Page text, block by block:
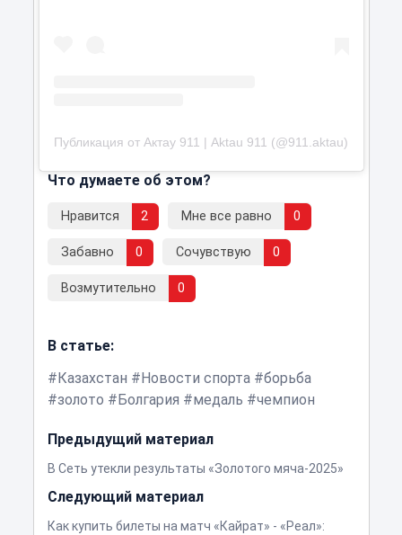
Публикация от Актау 911 | Aktau 911 (@911.aktau)
Что думаете об этом?
Нравится 2 Мне все равно 0
Забавно 0 Сочувствую 0
Возмутительно 0
В статье:
Казахстан
Новости спорта
борьба
золото
Болгария медаль чемпион
Предыдущий материал
В Сеть утекли результаты «Золотого мяча-2025»
Следующий материал
Как купить билеты на матч «Кайрат» - «Реал»: